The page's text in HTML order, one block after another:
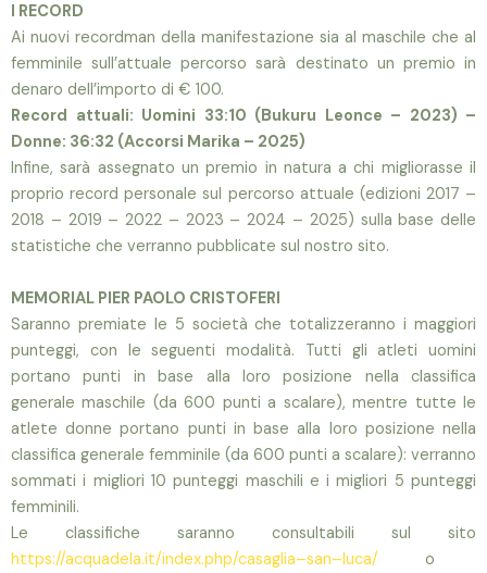
I RECORD
Ai nuovi recordman della manifestazione sia al maschile che al
femminile sull’attuale percorso sarà destinato un premio in
denaro dell’importo di € 100.
Record attuali: Uomini 33:10 (Bukuru Leonce – 2023) –
Donne: 36:32 (Accorsi Marika – 2025)
Infine, sarà assegnato un premio in naturaa chi migliorasse il
proprio record personale sul percorso attuale (edizioni 2017 –
2018 – 2019 – 2022 – 2023 – 2024 – 2025) sulla base delle
statistiche che verranno pubblicate sul nostro sito.
MEMORIAL PIER PAOLO CRISTOFERI
Saranno premiate le 5 società che totalizzeranno i maggiori
punteggi, con le seguenti modalità. Tutti gli atleti uomini
portano punti in base alla loro posizione nella classifica
generale maschile (da 600 punti a scalare), mentre tutte le
atlete donne portano punti in base alla loro posizione nella
classifica generale femminile (da 600 punti a scalare): verranno
sommati i migliori 10 punteggi maschili e i migliori 5 punteggi
femminili.
Le classifiche saranno consultabili sul sito
https://acquadela.it/index.php/casaglia–san–luca/
o